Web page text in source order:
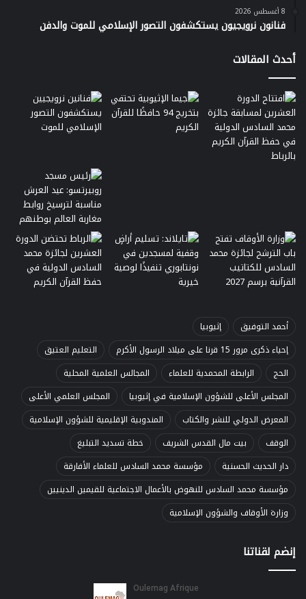
8 أغسطس 2026
فنانون نرويجيون يستكشفون التصور الإسلامي للموت والدفن
أحدث المقالات
أحمد التوفيق
إثيوبيا
إحياء ذكرى مرور 15 قرنا على ميلاد الرسول الأكرم
التعليم العتيق
الحج
الرابطة المحمدية للعلماء
المجالس العلمية المحلية
المجلس الأعلى للشؤون الإسلامية في إثيوبيا
المجلس العلمي الأعلى
المعرض الدولي للنشر والكتاب
المندوبية الإقليمية للشؤون الإسلامية
الوقف
بيت مال القدس الشريف
خطة تسديد التبليغ
دار الحديث الحسنية
مؤسسة محمد السادس للعلماء الأفارقة
مؤسسة محمد السادس للنهوض بالأعمال الاجتماعية للقيمين الدينيين
وزارة الأوقاف والشؤون الإسلامية
إنضم لقناتنا